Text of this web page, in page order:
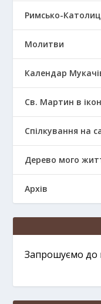
Римсько-
Молитви
Календар
Св. Мартин в
Спілкування на
Дерево мого
Архів
Запрошуємо до